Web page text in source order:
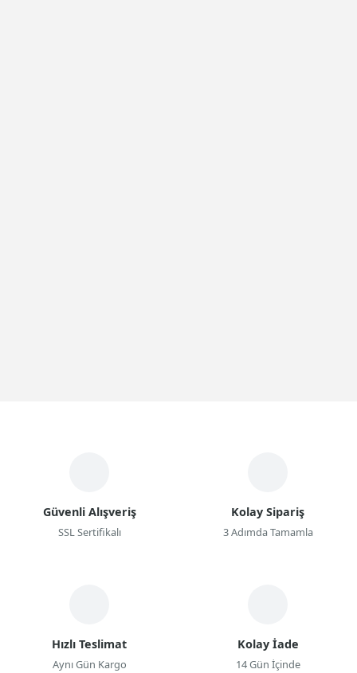
Güvenli Alışveriş
SSL Sertifikalı
Kolay Sipariş
3 Adımda Tamamla
Hızlı Teslimat
Aynı Gün Kargo
Kolay İade
14 Gün İçinde